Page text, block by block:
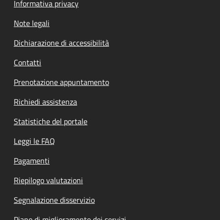
Informativa privacy
Note legali
Dichiarazione di accessibilità
Contatti
Prenotazione appuntamento
Richiedi assistenza
Statistiche del portale
Leggi le FAQ
Pagamenti
Riepilogo valutazioni
Segnalazione disservizio